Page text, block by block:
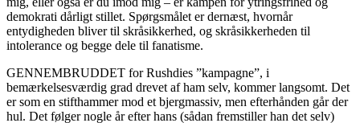
demokrati dårligt stillet. Spørgsmålet er dernæst, hvornår
entydigheden bliver til skråsikkerhed, og skråsikkerheden til
intolerance og begge dele til fanatisme.
GENNEMBRUDDET for Rushdies ”kampagne”, i
bemærkelsesværdig grad drevet af ham selv, kommer langsomt. Det
er som en stifthammer mod et bjergmassiv, men efterhånden går der
hul. Det følger nogle år efter hans (sådan fremstiller han det selv)